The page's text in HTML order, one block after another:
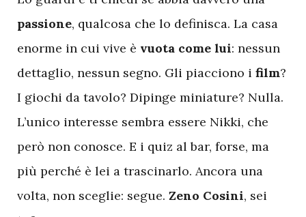
passione, qualcosa che lo definisca. La casa
enorme in cui vive è vuota come lui: nessun
dettaglio, nessun segno. Gli piacciono i film?
I giochi da tavolo? Dipinge miniature? Nulla.
L’unico interesse sembra essere Nikki, che
però non conosce. E i quiz al bar, forse, ma
più perché è lei a trascinarlo. Ancora una
volta, non sceglie: segue. Zeno Cosini, sei